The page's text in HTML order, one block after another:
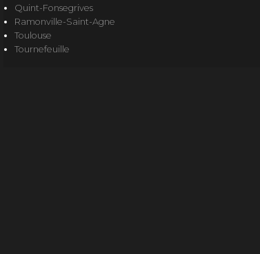
Quint-Fonsegrives
Ramonville-Saint-Agne
Toulouse
Tournefeuille